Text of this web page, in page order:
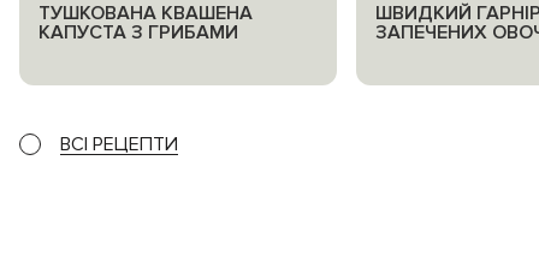
ТУШКОВАНА КВАШЕНА
КАПУСТА З ГРИБАМИ
ШВИДКИЙ
ЗАПЕЧЕНИХ
ВСІ РЕЦЕПТИ